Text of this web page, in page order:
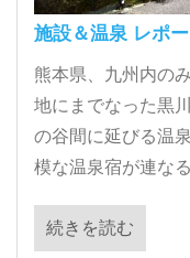
施設＆温泉 レポー
熊本県、九州内の
地にまでなった黒
の谷間に延びる温
模な温泉宿が連な
続きを読む